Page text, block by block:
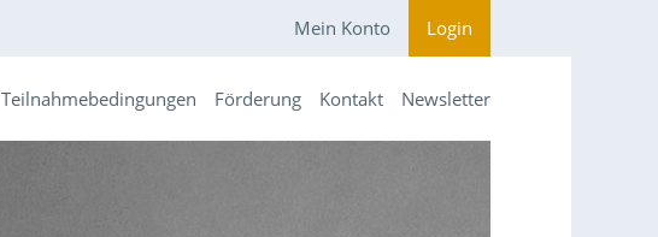
Mein Konto Login
Teilnahmebedingungen Förderung Kontakt Newsletter